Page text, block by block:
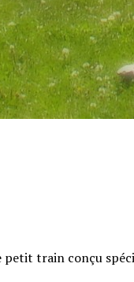
petit train conçu